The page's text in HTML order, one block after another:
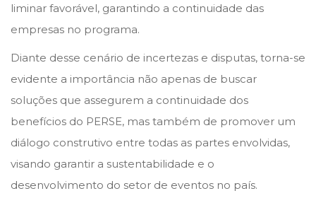
liminar favorável, garantindo a continuidade das
empresas no programa.
Diante desse cenário de incertezas e disputas, torna-se
evidente a importância não apenas de buscar
soluções que assegurem a continuidade dos
benefícios do PERSE, mas também de promover um
diálogo construtivo entre todas as partes envolvidas,
visando garantir a sustentabilidade e o
desenvolvimento do setor de eventos no país.